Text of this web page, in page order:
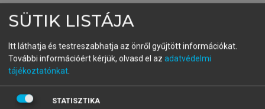
SÜTIK LISTÁJA
Itt láthatja és testreszabhatja az önről gyűjtött információkat.
További információért kérjük, olvasd el az adatvédelmi
tájékoztatónkat
STATISZTIKA